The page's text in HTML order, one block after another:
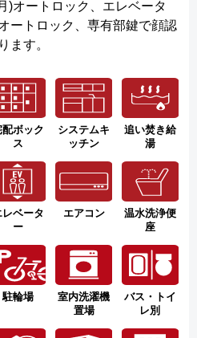
)オートロック、エレベータ
ートロック、専有部鍵で顔認
ます。
配ボック
ス
システムキ
ッチン
追い焚き給
湯
レベータ
ー
エアコン
温水洗浄便
座
駐輪場
室内洗濯機
置場
バス・トイ
レ別